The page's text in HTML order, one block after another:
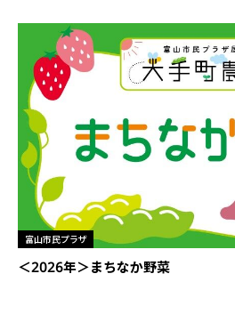
富山市民プラザ
＜2026年＞まちなか野菜